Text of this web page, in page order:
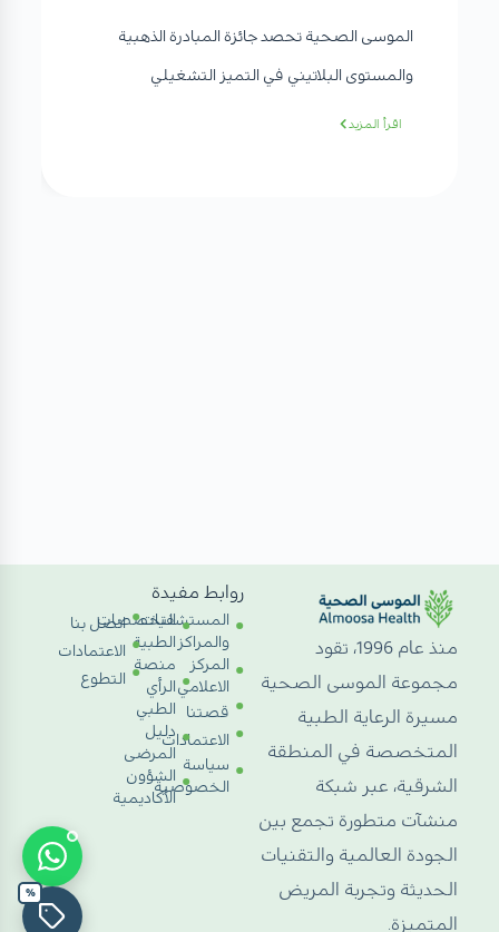
الموسى الصحية تحصد جائزة المبادرة الذهبية
والمستوى البلاتيني في التميز التشغيلي
اقرأ المزيد
منذ عام 1996، تقود
مجموعة الموسى الصحية
مسيرة الرعاية الطبية
المتخصصة في المنطقة
الشرقية، عبر شبكة
منشآت متطورة تجمع بين
الجودة العالمية والتقنيات
الحديثة وتجربة المريض
المتميزة.
روابط مفيدة
المستشفيات
والمراكز
المركز
الاعلامي
قصتنا
الاعتمادات
سياسة
الخصوصية
التخصصات
الطبية
منصة
الرأي
الطبي
دليل
المرضى
الشؤون
الأكاديمية
اتصل بنا
الاعتمادات
التطوع
%